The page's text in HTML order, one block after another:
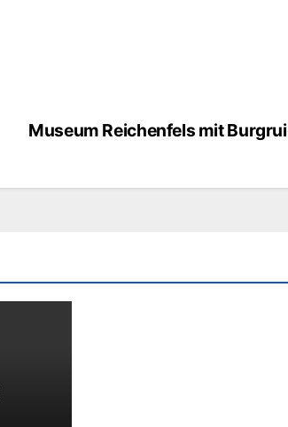
Museum Reichenfels mit